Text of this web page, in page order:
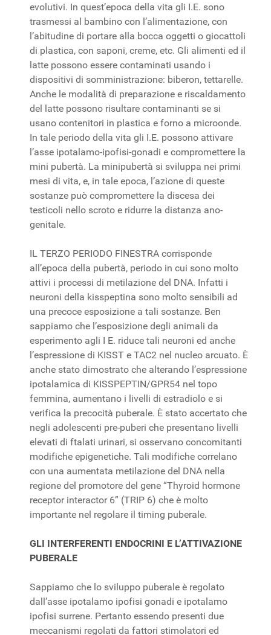
evolutivi. In quest’epoca della vita gli I.E. sono
trasmessi al bambino con l’alimentazione, con
l’abitudine di portare alla bocca oggetti o giocattoli
di plastica, con saponi, creme, etc. Gli alimenti ed il
latte possono essere contaminati usando i
dispositivi di somministrazione: biberon, tettarelle.
Anche le modalità di preparazione e riscaldamento
del latte possono risultare contaminanti se si
usano contenitori in plastica e forno a microonde.
In tale periodo della vita gli I.E. possono attivare
l’asse ipotalamo-ipofisi-gonadi e compromettere la
mini pubertà. La minipubertà si sviluppa nei primi
mesi di vita, e, in tale epoca, l’azione di queste
sostanze può compromettere la discesa dei
testicoli nello scroto e ridurre la distanza ano-
genitale.
IL TERZO PERIODO FINESTRA corrisponde
all’epoca della pubertà, periodo in cui sono molto
attivi i processi di metilazione del DNA. Infatti i
neuroni della kisspeptina sono molto sensibili ad
una precoce esposizione a tali sostanze. Ben
sappiamo che l’esposizione degli animali da
esperimento agli I E. riduce tali neuroni ed anche
l’espressione di KISST e TAC2 nel nucleo arcuato. È
anche stato dimostrato che alterando l’espressione
ipotalamica di KISSPEPTIN/GPR54 nel topo
femmina, aumentano i livelli di estradiolo e si
verifica la precocità puberale. È stato accertato che
negli adolescenti pre-puberi che presentano livelli
elevati di ftalati urinari, si osservano concomitanti
modifiche epigenetiche. Tali modifiche correlano
con una aumentata metilazione del DNA nella
regione del promotore del gene “Thyroid hormone
receptor interactor 6” (TRIP 6) che è molto
importante nel regolare il timing puberale.
GLI INTERFERENTI ENDOCRINI E L’ATTIVAZIONE
PUBERALE
Sappiamo che lo sviluppo puberale è regolato
dall’asse ipotalamo ipofisi gonadi e ipotalamo
ipofisi surrene. Pertanto essendo presenti due
meccanismi regolati da fattori stimolatori ed